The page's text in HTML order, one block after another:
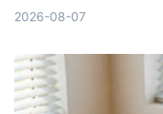
2026-08-07